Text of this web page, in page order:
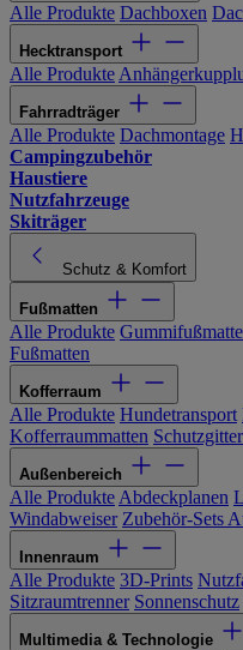
Alle Produkte Dachboxen
Hecktransport
Alle Produkte
Fahrradträger
Alle Produkte Dachmontage
Campingzubehör
Haustiere
Nutzfahrzeuge
Skiträger
Schutz & Komfort
Fußmatten
Alle Produkte
Fußmatten
Kofferraum
Alle Produkte Hundetransport
Kofferraummatten
Außenbereich
Alle Produkte Abdeckplanen
Windabweiser Zubehör-Sets
Innenraum
Alle Produkte 3D-Prints
Sitzraumtrenner Sonnenschutz
Multimedia & Technologie